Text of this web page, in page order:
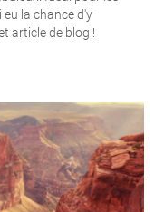
la chance d'y
article de blog !